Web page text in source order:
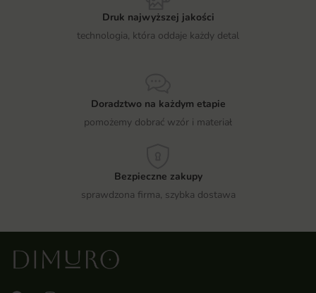
Druk najwyższej jakości
technologia, która oddaje każdy detal
Doradztwo na każdym etapie
pomożemy dobrać wzór i materiał
Bezpieczne zakupy
sprawdzona firma, szybka dostawa